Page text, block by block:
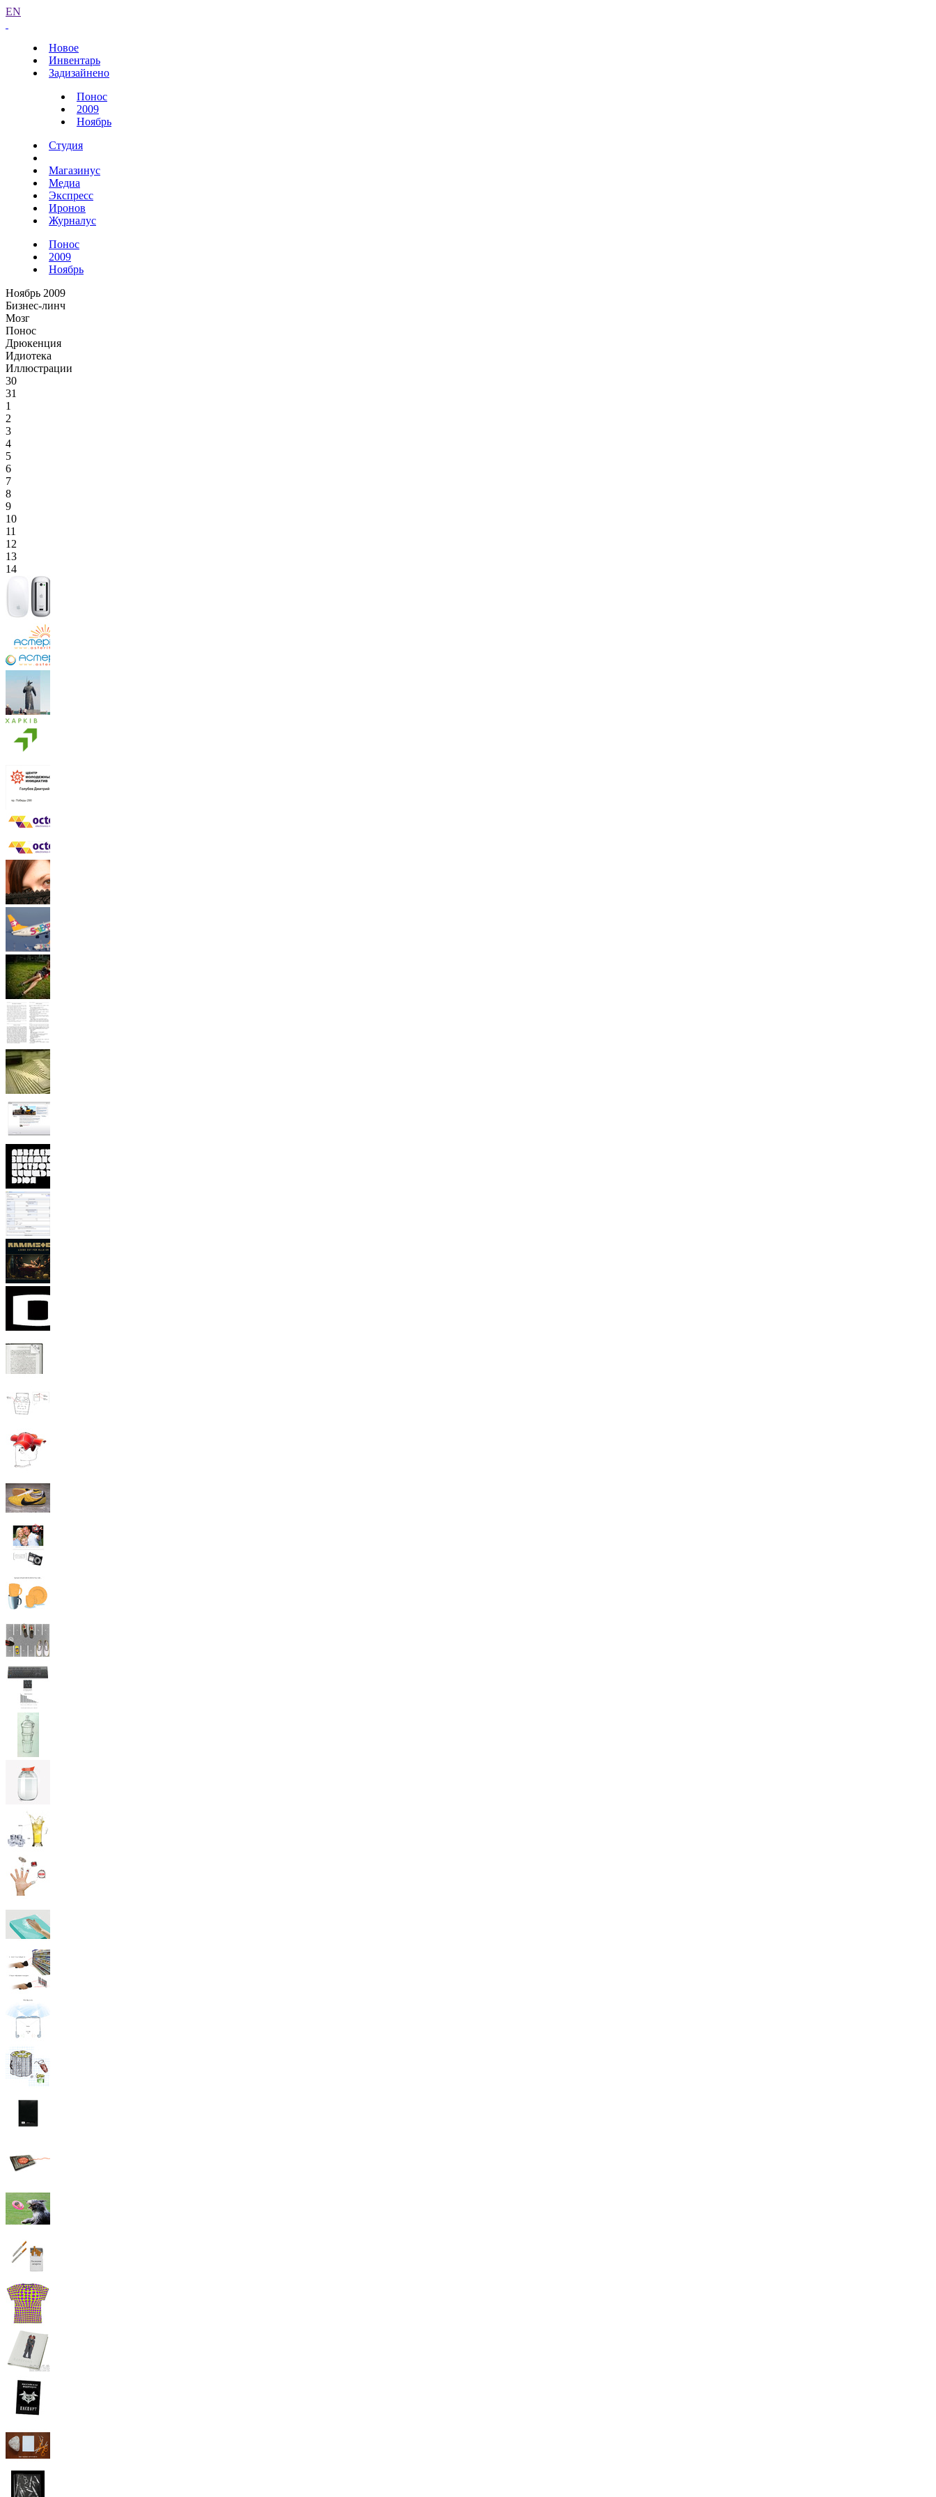
EN
Новое
Инвентарь
Задизайнено
Понос
2009
Ноябрь
Студия
Магазинус
Медиа
Экспресс
Иронов
Журналус
Понос
2009
Ноябрь
Ноябрь 2009
Бизнес-линч
Мозг
Понос
Дрюкенция
Идиотека
Иллюстрации
30
31
1
2
3
4
5
6
7
8
9
10
11
12
13
14